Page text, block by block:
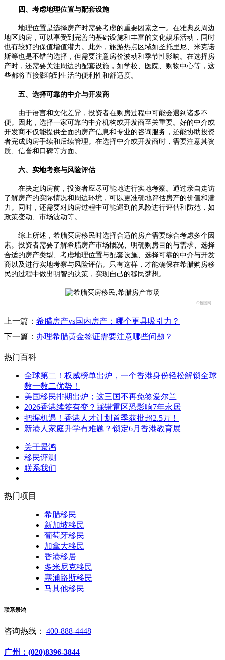
四、考虑地理位置与配套设施
地理位置是选择房产时需要考虑的重要因素之一。在雅典及周边
地区购房，可以享受到完善的基础设施和丰富的文化娱乐活动，同时
也有较好的保值增值潜力。此外，旅游热点区域如圣托里尼、米克诺
斯等也是不错的选择，但需要注意房价波动和季节性影响。在选择房
产时，还需要关注周边的配套设施，如学校、医院、购物中心等，这
些都将直接影响到生活的便利性和舒适度。
五、选择可靠的中介与开发商
由于语言和文化差异，投资者在购房过程中可能会遇到诸多不
便。因此，选择一家可靠的中介机构或开发商至关重要。好的中介或
开发商不仅能提供全面的房产信息和专业的咨询服务，还能协助投资
者完成购房手续和后续管理。在选择中介或开发商时，需要注意其资
质、信誉和口碑等方面。
六、实地考察与风险评估
在决定购房前，投资者应尽可能地进行实地考察。通过亲自走访
了解房产的实际情况和周边环境，可以更准确地评估房产的价值和潜
力。同时，还需要对购房过程中可能遇到的风险进行评估和防范，如
政策变动、市场波动等。
综上所述，希腊买房移民时选择合适的房产需要综合考虑多个因
素。投资者需要了解希腊房产市场概况、明确购房目的与需求、选择
合适的房产类型、考虑地理位置与配套设施、选择可靠的中介与开发
商以及进行实地考察与风险评估。只有这样，才能确保在希腊购房移
民的过程中做出明智的决策，实现自己的移民梦想。
©包图网
上一篇： 希腊房产vs国内房产：哪个更具吸引力？
下一篇： 办理希腊黄金签证需要注意哪些问题？
热门百科
全球第二！权威榜单出炉，一个香港身份轻松解锁全球
数一数二优势！
美国移民排期出炉；这三国不再免签爱尔兰
2026香港续签有变？踩错雷区恐影响7年永居
把握机遇！香港人才计划首季获批超2.5万！
新港人家庭升学有难题？锁定6月香港教育展
关于景鸿
移民评测
联系我们
热门项目
希腊移民
新加坡移民
葡萄牙移民
加拿大移民
香港移居
多米尼克移民
塞浦路斯移民
马其他移民
联系景鸿
咨询热线： 400-888-4448
广州：(020)8396-3844